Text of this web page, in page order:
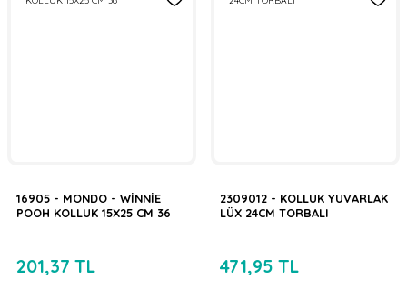
16905 - MONDO - WİNNİE
POOH KOLLUK 15X25 CM 36
201,37 TL
2309012 - KOLLUK YUVARLAK
LÜX 24CM TORBALI
471,95 TL